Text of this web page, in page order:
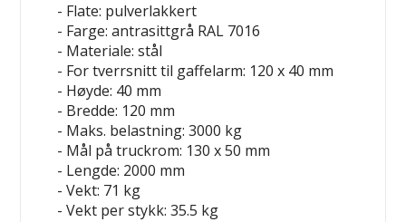
- Flate: pulverlakkert
- Farge: antrasittgrå RAL 7016
- Materiale: stål
- For tverrsnitt til gaffelarm: 120 x 40 mm
- Høyde: 40 mm
- Bredde: 120 mm
- Maks. belastning: 3000 kg
- Mål på truckrom: 130 x 50 mm
- Lengde: 2000 mm
- Vekt: 71 kg
- Vekt per stykk: 35.5 kg